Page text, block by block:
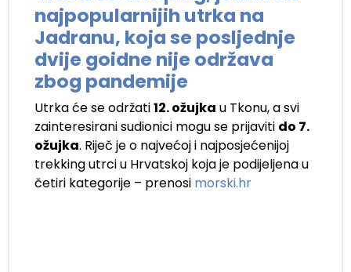
najpopularnijih utrka na
Jadranu, koja se posljednje
dvije goidne nije održava
zbog pandemije
Utrka će se održati12. ožujka u Tkonu, a svi
zainteresirani sudionici mogu se prijaviti do 7.
ožujka. Riječ je o najvećoj i najposjećenijoj
trekking utrci u Hrvatskoj koja je podijeljena u
četiri kategorije – prenosi morski.hr